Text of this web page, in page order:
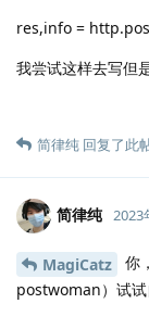
res,info =
我尝试这样去写但
简律纯 回复了此
简律纯 2023
MagiCatz
你
postwoman）试